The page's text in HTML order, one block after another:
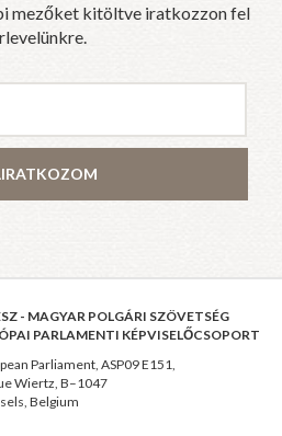
mezőket kitöltve iratkozzon fel
- MAGYAR POLGÁRI SZÖVETSÉG
PARLAMENTI KÉPVISELŐCSOPORT
Parliament, ASP09 E151,
Wiertz, B–1047
Belgium